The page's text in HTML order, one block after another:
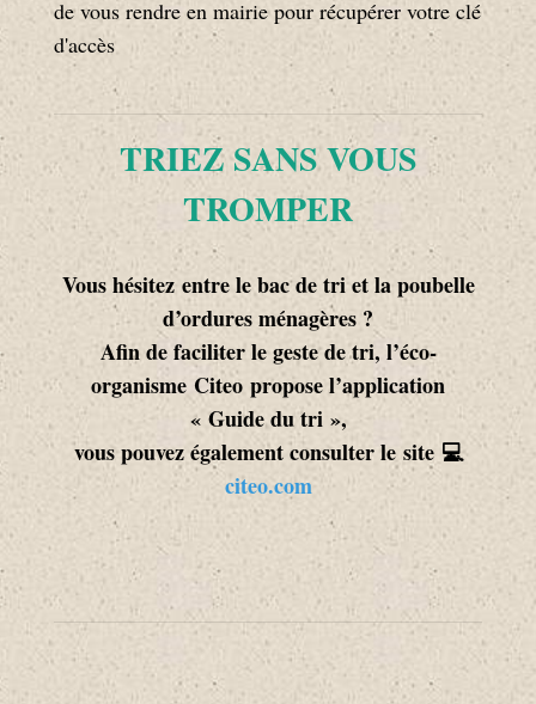
de vous rendre en mairie pour récupérer votre clé
d'accès
TRIEZ SANS VOUS
TROMPER
Vous hésitez entre le bac de tri et la poubelle
d’ordures ménagères ?
Afin de faciliter le geste de tri, l’éco-
organisme Citeo propose l’application
« Guide du tri »,
vous pouvez également consulter le site 💻
citeo.com